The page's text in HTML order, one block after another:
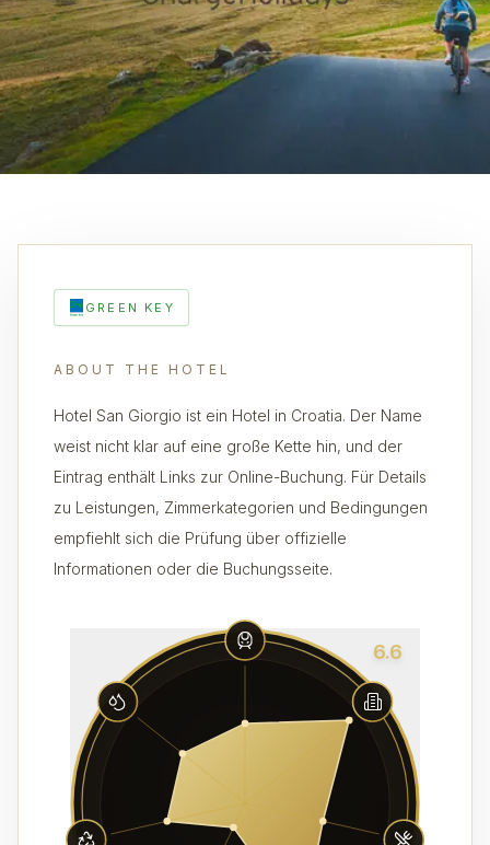
GREEN KEY
ABOUT THE HOTEL
Hotel San Giorgio ist ein Hotel in Croatia. Der Name
weist nicht klar auf eine große Kette hin, und der
Eintrag enthält Links zur Online-Buchung. Für Details
zu Leistungen, Zimmerkategorien und Bedingungen
empfiehlt sich die Prüfung über offizielle
Informationen oder die Buchungsseite.
6.6